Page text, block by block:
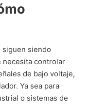
siguen siendo
necesita controlar
de bajo voltaje,
Ya sea para
o sistemas de